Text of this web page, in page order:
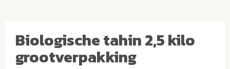
Biologische tahin 2,5 kilo
grootverpakking